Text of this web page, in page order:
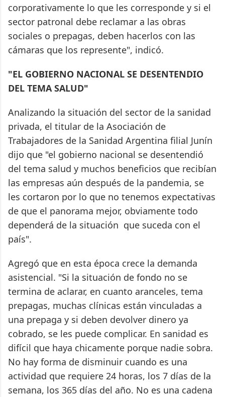
corporativamente lo que les corresponde y si el
sector patronal debe reclamar a las obras
sociales o prepagas, deben hacerlos con las
cámaras que los represente", indicó.
"EL GOBIERNO NACIONAL SE DESENTENDIO
DEL TEMA SALUD"
Analizando la situación del sector de la sanidad
privada, el titular de la Asociación de
Trabajadores de la Sanidad Argentina filial Junín
dijo que "el gobierno nacional se desentendió
del tema salud y muchos beneficios que recibían
las empresas aún después de la pandemia, se
les cortaron por lo que no tenemos expectativas
de que el panorama mejor, obviamente todo
dependerá de la situación que suceda con el
país".
Agregó que en esta época crece la demanda
asistencial. "Si la situación de fondo no se
termina de aclarar, en cuanto aranceles, tema
prepagas, muchas clínicas están vinculadas a
una prepaga y si deben devolver dinero ya
cobrado, se les puede complicar. En sanidad es
difícil que haya chicamente porque nadie sobra.
No hay forma de disminuir cuando es una
actividad que requiere 24 horas, los 7 días de la
semana, los 365 días del año. No es una cadena